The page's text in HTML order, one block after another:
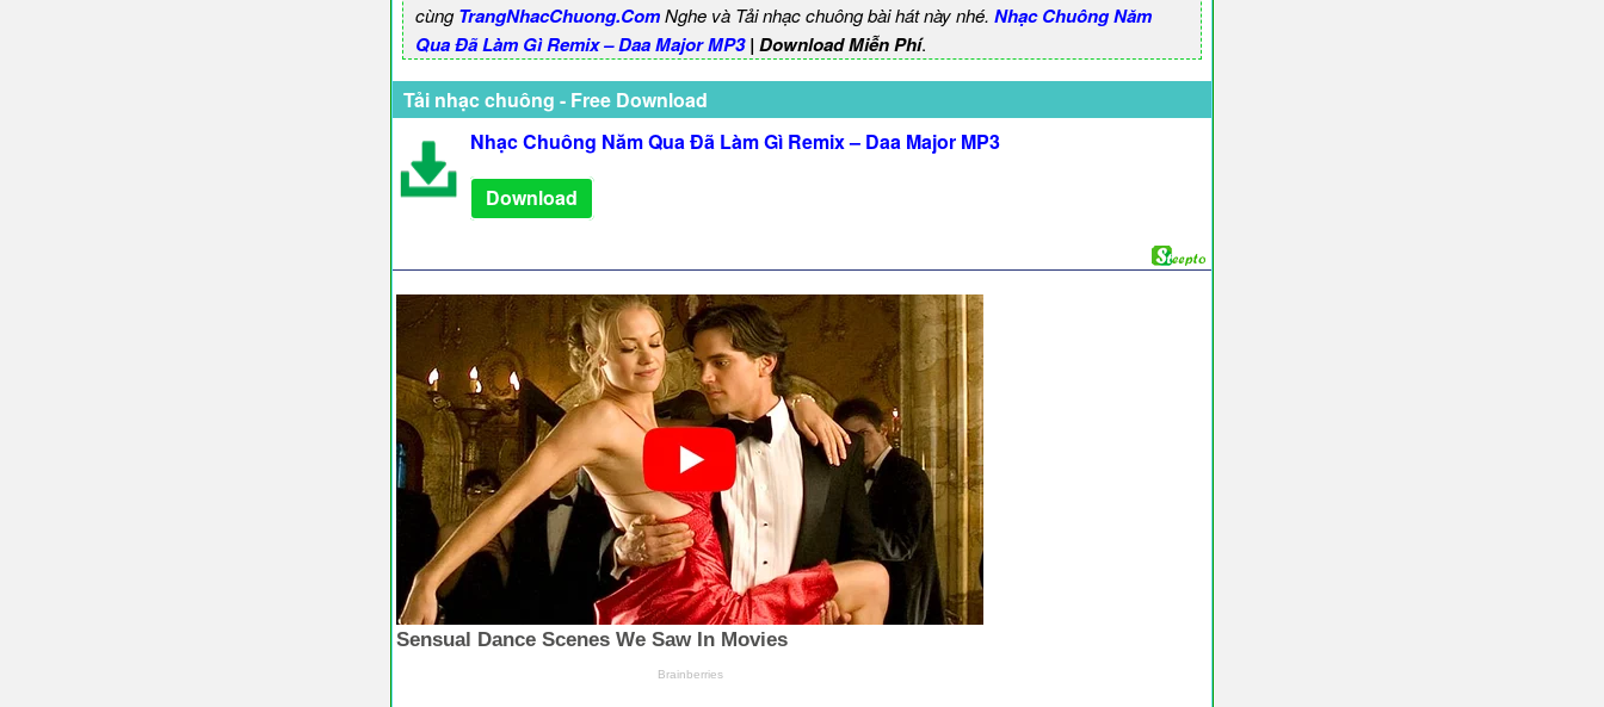
cùngTrangNhacChuong.ComNghe và Tải nhạc chuông bài hát này nhé. Nhạc Chuông Năm
Qua Đã Làm Gì Remix – Daa Major MP3| Download Miễn Phí.
Tải nhạc chuông - Free Download
Nhạc Chuông Năm Qua Đã Làm Gì Remix – Daa Major MP3
Download